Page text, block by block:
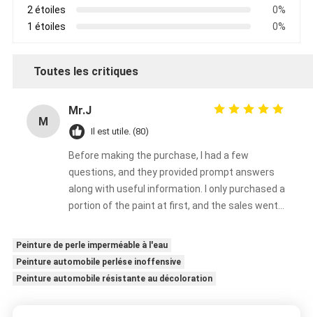
2 étoiles
0%
1 étoiles
0%
Toutes les critiques
M
Mr.J
Il est utile. (80)
Before making the purchase, I had a few
questions, and they provided prompt answers
along with useful information. I only purchased a
portion of the paint at first, and the sales went
Peinture de perle imperméable à l'eau
Peinture automobile perlése inoffensive
Peinture automobile résistante au décoloration